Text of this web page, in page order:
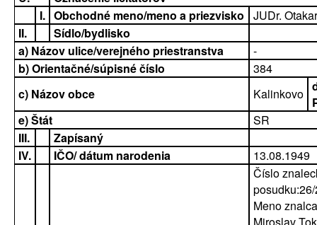
I. Obchodné meno/meno a priezvisko
JUDr.
II.
Sídlo/bydlisko
a) Názov ulice/verejného priestranstva
-
b) Orientačné/súpisné číslo
384
c) Názov obce
Kalinkovo
e) Štát
SR
III.
Zapísaný
IV.
IČO/ dátum narodenia
13.08.1949
Číslo
Meno